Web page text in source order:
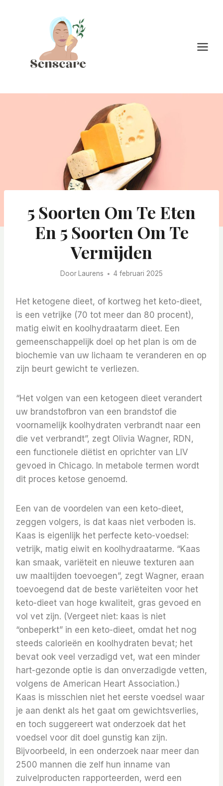
5 Soorten Om Te Eten
En 5 Soorten Om Te
Vermijden
Door Laurens 4 februari 2025
Het ketogene dieet, of kortweg het keto-dieet,
is een vetrijke (70 tot meer dan 80 procent),
matig eiwit en koolhydraatarm dieet. Een
gemeenschappelijk doel op het plan is om de
biochemie van uw lichaam te veranderen en op
zijn beurt gewicht te verliezen.
“Het volgen van een ketogeen dieet verandert
uw brandstofbron van een brandstof die
voornamelijk koolhydraten verbrandt naar een
die vet verbrandt”, zegt Olivia Wagner, RDN,
een functionele diëtist en oprichter van LIV
gevoed in Chicago. In metabole termen wordt
dit proces ketose genoemd.
Een van de voordelen van een keto-dieet,
zeggen volgers, is dat kaas niet verboden is.
Kaas is eigenlijk het perfecte keto-voedsel:
vetrijk, matig eiwit en koolhydraatarme. “Kaas
kan smaak, variëteit en nieuwe texturen aan
uw maaltijden toevoegen”, zegt Wagner, eraan
toevoegend dat de beste variëteiten voor het
keto-dieet van hoge kwaliteit, gras gevoed en
vol vet zijn. (Vergeet niet: kaas is niet
“onbeperkt” in een keto-dieet, omdat het nog
steeds calorieën en koolhydraten bevat; het
bevat ook veel verzadigd vet, wat een minder
hart-gezonde optie is dan onverzadigde vetten,
volgens de American Heart Association.)
Kaas is misschien niet het eerste voedsel waar
je aan denkt als het gaat om gewichtsverlies,
en toch suggereert wat onderzoek dat het
voedsel voor dit doel gunstig kan zijn.
Bijvoorbeeld, in een onderzoek naar meer dan
2500 mannen die zelf hun inname van
zuivelproducten rapporteerden, werd een